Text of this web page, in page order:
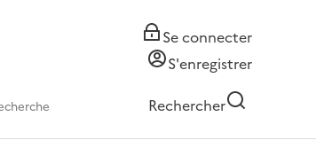
Se connecter
S'enregistrer
Rechercher